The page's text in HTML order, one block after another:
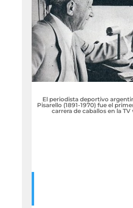
El periodista deportivo
Pisarello (1891-1970) fue el
carrera de caballos en la TV